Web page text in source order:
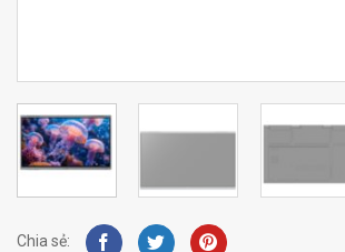
Chia sẻ: